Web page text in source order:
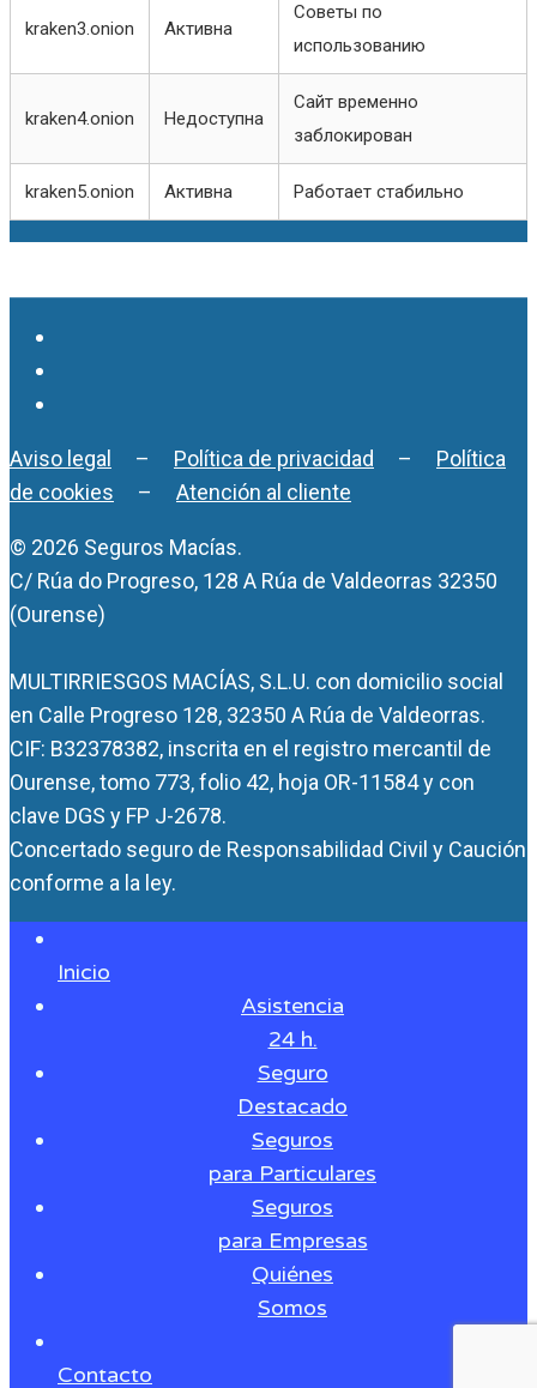
kraken3.onion Активна
Советы по
использованию
kraken4.onion Недоступна
Сайт временно
заблокирован
kraken5.onion Активна Работает стабильно
Aviso legal – Política de privacidad – Política
de cookies – Atención al cliente
© 2026 Seguros Macías.
C/ Rúa do Progreso, 128 A Rúa de Valdeorras 32350
(Ourense)
MULTIRRIESGOS MACÍAS, S.L.U. con domicilio social
en Calle Progreso 128, 32350 A Rúa de Valdeorras.
CIF: B32378382, inscrita en el registro mercantil de
Ourense, tomo 773, folio 42, hoja OR-11584 y con
clave DGS y FP J-2678.
Concertado seguro de Responsabilidad Civil y Caución
conforme a la ley.
Inicio
Asistencia
24 h.
Seguro
Destacado
Seguros
para Particulares
Seguros
para Empresas
Quiénes
Somos
Contacto